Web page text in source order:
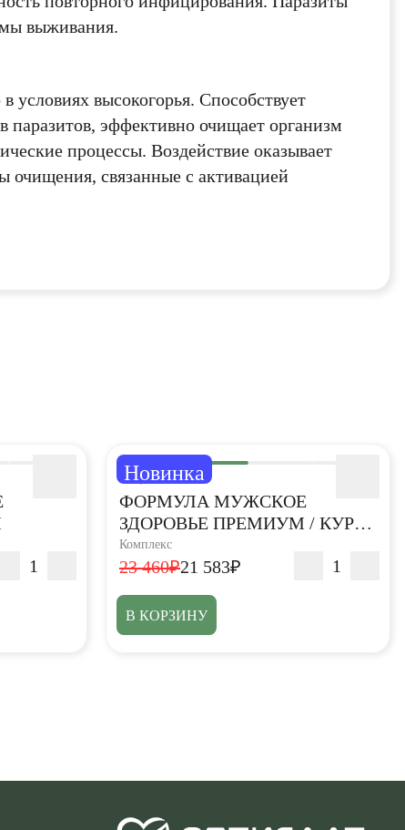
выживания.
условиях высокогорья. Способствует
эффективно очищает организм
процессы. Воздействие оказывает
очищения, связанные с активацией
Новинка
5,0
ФОРМУЛА МУЖСКОЕ
ЗДОРОВЬЕ ПРЕМИУМ / КУРС
НА 3 МЕСЯЦА
Комплекс
23 460₽21 583₽
В КОРЗИНУ